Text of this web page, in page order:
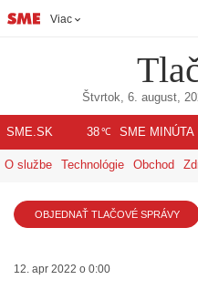
Viac
Štvrtok, 6. august,
SME.SK 38℃ SME MINÚTA
O službe Technológie Obchod
OBJEDNAŤ TLAČOVÉ SPRÁVY
12. apr 2022 o 0:00